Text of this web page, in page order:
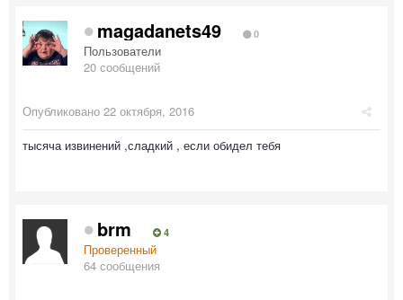
magadanets49 0
Пользователи
20 сообщений
Опубликовано 22 октября, 2016
тысяча извинений ,сладкий , если обидел тебя
brm 4
Проверенный
64 сообщения